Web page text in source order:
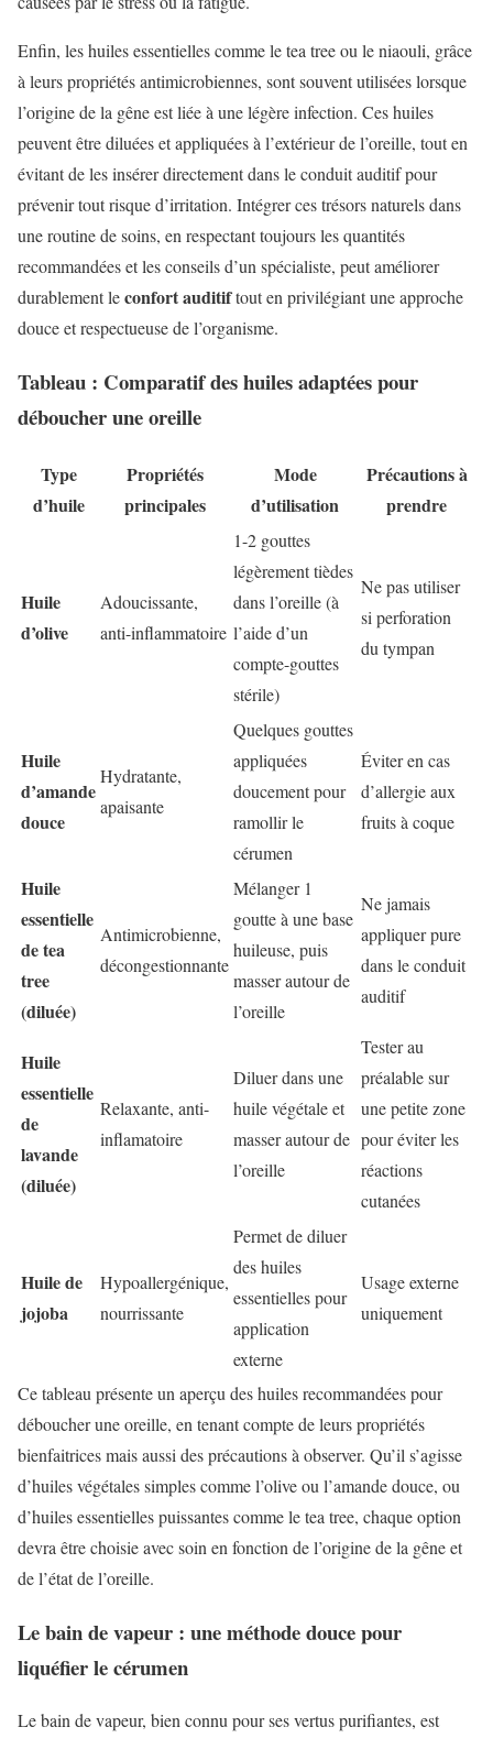
Enfin, les huiles essentielles comme le tea tree ou le niaouli, grâce
à leurs propriétés antimicrobiennes, sont souvent utilisées lorsque
l’origine de la gêne est liée à une légère infection. Ces huiles
peuvent être diluées et appliquées à l’extérieur de l’oreille, tout en
évitant de les insérer directement dans le conduit auditif pour
prévenir tout risque d’irritation. Intégrer ces trésors naturels dans
une routine de soins, en respectant toujours les quantités
recommandées et les conseils d’un spécialiste, peut améliorer
durablement leconfort auditiftout en privilégiant une approche
douce et respectueuse de l’organisme.
Tableau : Comparatif des huiles adaptées pour
déboucher une oreille
Type
d’huile
Propriétés
principales
Mode
d’utilisation
Précautions à
prendre
Huile
d’olive
Adoucissante,
anti-inflammatoire
1-2 gouttes
légèrement tièdes
dans l’oreille (à
l’aide d’un
compte-gouttes
stérile)
Ne pas utiliser
si perforation
du tympan
Huile
d’amande
douce
Hydratante,
apaisante
Quelques gouttes
appliquées
doucement pour
ramollir le
cérumen
Éviter en cas
d’allergie aux
fruits à coque
Huile
essentielle
de tea
tree
(diluée)
Antimicrobienne,
décongestionnante
Mélanger 1
goutte à une base
huileuse, puis
masser autour de
l’oreille
Ne jamais
appliquer pure
dans le conduit
auditif
Huile
essentielle
de
lavande
(diluée)
Relaxante, anti-
inflamatoire
Diluer dans une
huile végétale et
masser autour de
l’oreille
Tester au
préalable sur
une petite zone
pour éviter les
réactions
cutanées
Huile de
jojoba
Hypoallergénique,
nourrissante
Permet de diluer
des huiles
essentielles pour
application
externe
Usage externe
uniquement
Ce tableau présente un aperçu des huiles recommandées pour
déboucher une oreille, en tenant compte de leurs propriétés
bienfaitrices mais aussi des précautions à observer. Qu’il s’agisse
d’huiles végétales simples comme l’olive ou l’amande douce, ou
d’huiles essentielles puissantes comme le tea tree, chaque option
devra être choisie avec soin en fonction de l’origine de la gêne et
de l’état de l’oreille.
Le bain de vapeur : une méthode douce pour
liquéfier le cérumen
Le bain de vapeur, bien connu pour ses vertus purifiantes, est